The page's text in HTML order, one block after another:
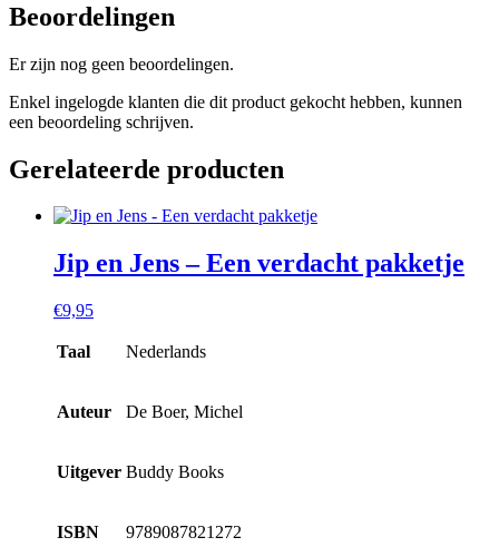
Beoordelingen
Er zijn nog geen beoordelingen.
Enkel ingelogde klanten die dit product gekocht hebben, kunnen
een beoordeling schrijven.
Gerelateerde producten
Jip en Jens – Een verdacht pakketje
€9,95
Taal Nederlands
Auteur De Boer, Michel
Uitgever Buddy Books
ISBN 9789087821272